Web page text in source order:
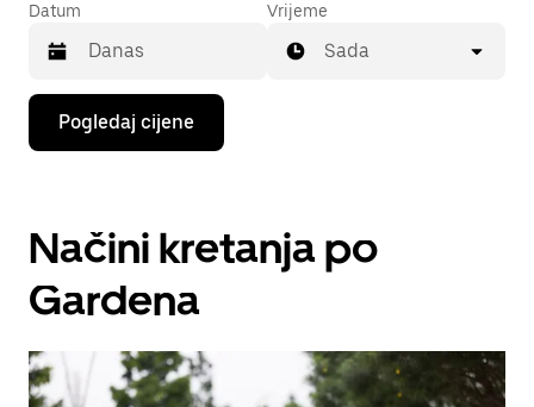
Datum
Pritisni
tipku
sa
za
interakciju
kalendarom
datum.
Pritisni
Vrijeme
Sada
Pogledaj cijene
Načini kretanja po
Gardena